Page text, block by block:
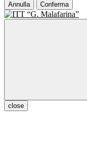
Annulla Conferma
close